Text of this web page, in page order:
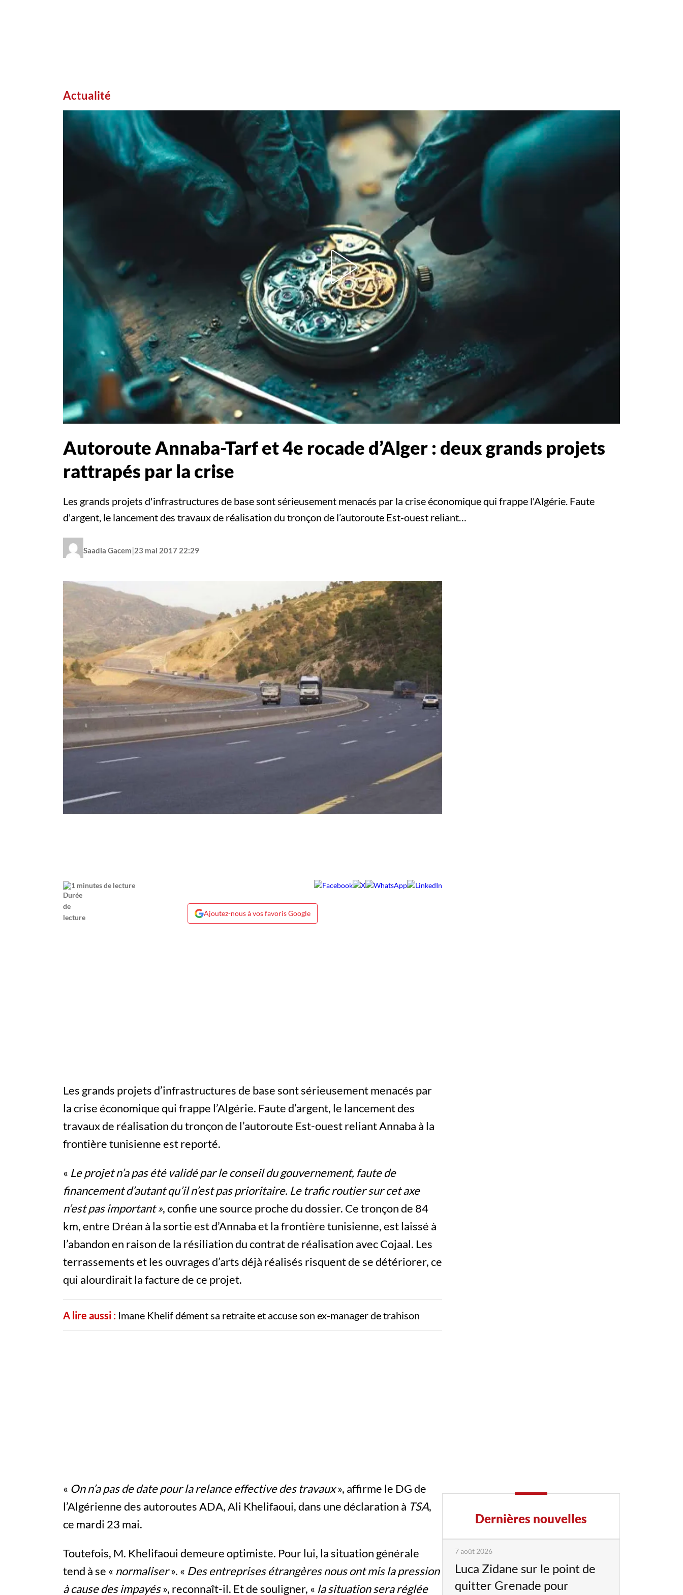
Actualité
Autoroute Annaba-Tarf et 4e rocade d’Alger : deux grands projets
rattrapés par la crise
Les grands projets d'infrastructures de base sont sérieusement menacés par la crise économique qui frappe l'Algérie. Faute
d'argent, le lancement des travaux de réalisation du tronçon de l’autoroute Est-ouest reliant…
Saadia Gacem|23 mai 2017 22:29
1 minutes de lecture
Ajoutez-nous à vos favoris Google
Les grands projets d’infrastructures de base sont sérieusement menacés par
la crise économique qui frappe l’Algérie. Faute d’argent, le lancement des
travaux de réalisation du tronçon de l’autoroute Est-ouest reliant Annaba à la
frontière tunisienne est reporté.
« Le projet n’a pas été validé par le conseil du gouvernement, faute de
financement d’autant qu’il n’est pas prioritaire. Le trafic routier sur cet axe
n’est pas important », confie une source proche du dossier. Ce tronçon de 84
km, entre Dréan à la sortie est d’Annaba et la frontière tunisienne, est laissé à
l’abandon en raison de la résiliation du contrat de réalisation avec Cojaal. Les
terrassements et les ouvrages d’arts déjà réalisés risquent de se détériorer, ce
qui alourdirait la facture de ce projet.
A lire aussi : Imane Khelif dément sa retraite et accuse son ex-manager de trahison
« On n’a pas de date pour la relance effective des travaux», affirme le DG de
l’Algérienne des autoroutes ADA, Ali Khelifaoui, dans une déclaration à TSA,
ce mardi 23 mai.
Toutefois, M. Khelifaoui demeure optimiste. Pour lui, la situation générale
tend à se « normaliser». « Des entreprises étrangères nous ont mis la pression
à cause des impayés», reconnaît-il. Et de souligner, « la situation sera réglée
Dernières nouvelles
7 août 2026
Luca Zidane sur le point de
quitter Grenade pour